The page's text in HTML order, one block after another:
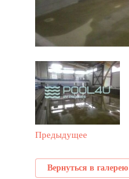
Предыдущее
Вернуться в галерею